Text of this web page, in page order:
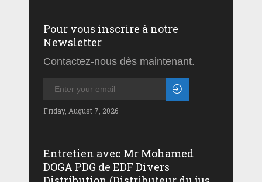
Pour vous inscrire à notre
Newsletter
Contactez-nous dès maintenant.
Friday, August 7, 2026
Entretien avec Mr Mohamed
DOGA PDG de EDF Divers